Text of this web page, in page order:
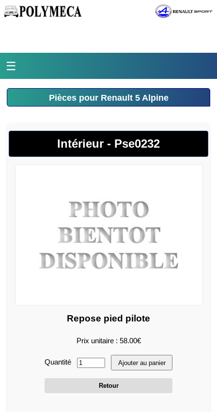
☰
Accueil
La médiathèque
L'histoire
Pièces pour Renault 5 Alpine
Intérieur - Pse0232
Repose pied pilote
Prix unitaire : 58.00€
Quantité Ajouter au panier
Retour